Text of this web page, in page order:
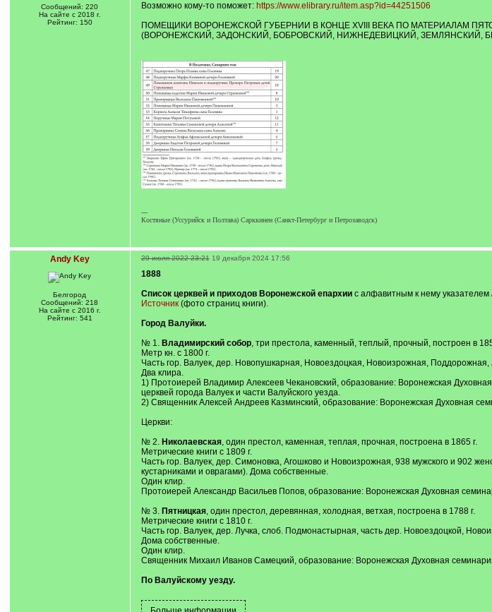
Сообщений: 220
На сайте с 2018 г.
Рейтинг: 150
Возможно кому-то поможет: https://www.elibrary.ru/item.asp?id=44251506
ПОМЕЩИКИ ВОРОНЕЖСКОЙ ГУБЕРНИИ В КОНЦЕ XVIII ВЕКА ПО МАТЕРИАЛАМ
(ВОРОНЕЖСКИЙ, ЗАДОНСКИЙ, БОБРОВСКИЙ, НИЖНЕДЕВИЦКИЙ, ЗЕМЛЯНСКИЙ,
---
Костяные (Уссурийск и Полтава) Сарккинен (Санкт-Петербург и Петрозаводск)
Andy Key
Белгород
Сообщений: 218
На сайте с 2016 г.
Рейтинг: 541
29 июля 2022 23:21 19 декабря 2024 17:56
1888
Список церквей и приходов Воронежской епархиис алфавитным к нему указателем
Источник(фото страниц книги).
Город Валуйки.
№ 1. Владимирский собор, три престола, каменный, теплый, прочный, построен в
Метр кн. с 1800 г.
Часть гор. Валуек, дер. Новопушкарная, Новоездоцкая, Новоизрожная,
Два клира.
1) Протоиерей Владимир Алексеев Чекановский, образование: Воронежская
церквей города Валуек и части Валуйского уезда.
2) Священник Алексей Андреев Казминский, образование: Воронежская Духовная
Церкви:
№ 2. Николаевская, один престол, каменная, теплая, прочная, построена в 1865 г.
Метрические книги с 1809 г.
Часть гор. Валуек, дер. Симоновка, Агошково и Новоизрожная, 938 мужского и 902
кустарниками и оврагами). Дома собственные.
Один клир.
Протоиерей Александр Васильев Попов, образование: Воронежская Духовная
№ 3. Пятницкая, один престол, деревянная, холодная, ветхая, построена в 1788 г.
Метрические книги с 1810 г.
Часть гор. Валуек, дер. Лучка, слоб. Подмонастырная, часть дер. Новоездоцкой,
Дома собственные.
Один клир.
Священник Михаил Иванов Самецкий, образование: Воронежская Духовная
По Валуйскому уезду.